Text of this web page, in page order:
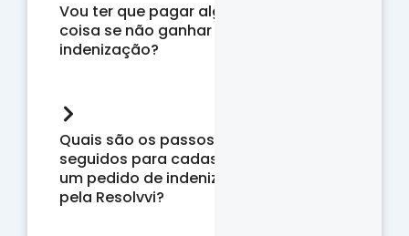
Vou ter que pagar alguma
coisa se não ganhar uma
indenização?
Quais são os passos
seguidos para cadastrar
um pedido de indenização
pela Resolvvi?